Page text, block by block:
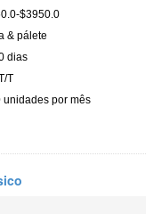
$3950.0
& pálete
dias
T
unidades por mês